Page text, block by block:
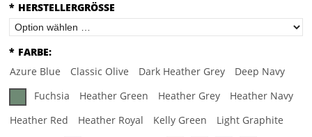
* HERSTELLERGRÖSSE
* FARBE:
Azure Blue
Classic Olive Dark Heather Grey
Deep Navy
Fuchsia
Heather Green Heather Grey
Heather Navy
Heather Red
Heather Royal Kelly Green
Light Graphite